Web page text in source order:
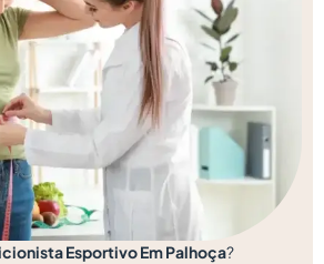
Esportivo Em Palhoça?